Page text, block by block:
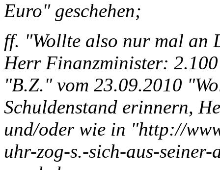
Euro" geschehen;
ff. "Wollte also nur mal an
Herr Finanzminister:
"B.Z." vom 23.09.2010
Schuldenstand erinnern,
und/oder wie in "http://
uhr-zog-s.-sich-aus-